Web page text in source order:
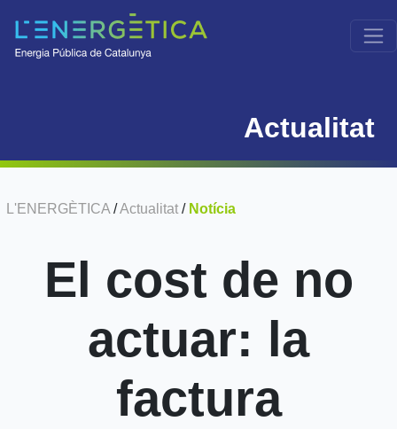
Actualitat
L'ENERGÈTICA /Actualitat / Notícia
El cost de no
actuar: la
factura